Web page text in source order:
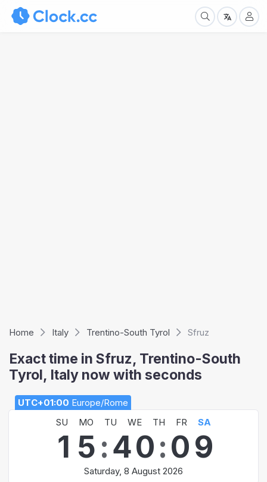
Home Italy Trentino-South Tyrol Sfruz
Exact time in Sfruz, Trentino-South
Tyrol, Italy now with seconds
UTC+01:00 Europe/Rome
SU
MO TU WE TH FR SA
1 5 :40: 1 0
Saturday, 8 August 2026